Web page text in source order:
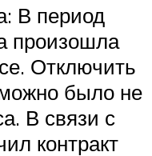
В период
произошла
Отключить
было не
В связи с
контракт